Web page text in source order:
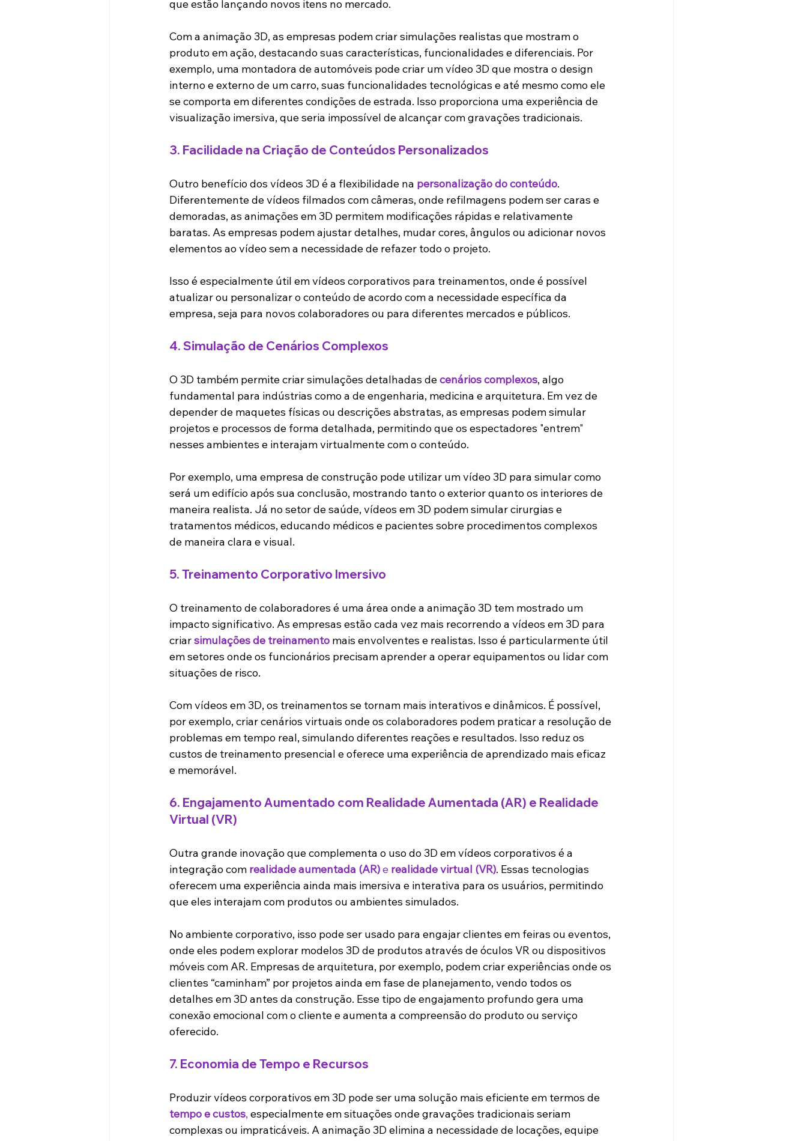
que estão lançando novos itens no mercado.
Com a animação 3D, as empresas podem criar simulações realistas que mostram o
produto em ação, destacando suas características, funcionalidades e diferenciais. Por
exemplo, uma montadora de automóveis pode criar um vídeo 3D que mostra o design
interno e externo de um carro, suas funcionalidades tecnológicas e até mesmo como ele
se comporta em diferentes condições de estrada. Isso proporciona uma experiência de
visualização imersiva, que seria impossível de alcançar com gravações tradicionais.
3. Facilidade na Criação de Conteúdos Personalizados
Outro benefício dos vídeos 3D é a flexibilidade na personalização do conteúdo.
Diferentemente de vídeos filmados com câmeras, onde refilmagens podem ser caras e
demoradas, as animações em 3D permitem modificações rápidas e relativamente
baratas. As empresas podem ajustar detalhes, mudar cores, ângulos ou adicionar novos
elementos ao vídeo sem a necessidade de refazer todo o projeto.
Isso é especialmente útil em vídeos corporativos para treinamentos, onde é possível
atualizar ou personalizar o conteúdo de acordo com a necessidade específica da
empresa, seja para novos colaboradores ou para diferentes mercados e públicos.
4. Simulação de Cenários Complexos
O 3D também permite criar simulações detalhadas de cenários complexos, algo
fundamental para indústrias como a de engenharia, medicina e arquitetura. Em vez de
depender de maquetes físicas ou descrições abstratas, as empresas podem simular
projetos e processos de forma detalhada, permitindo que os espectadores "entrem"
nesses ambientes e interajam virtualmente com o conteúdo.
Por exemplo, uma empresa de construção pode utilizar um vídeo 3D para simular como
será um edifício após sua conclusão, mostrando tanto o exterior quanto os interiores de
maneira realista. Já no setor de saúde, vídeos em 3D podem simular cirurgias e
tratamentos médicos, educando médicos e pacientes sobre procedimentos complexos
de maneira clara e visual.
5. Treinamento Corporativo Imersivo
O treinamento de colaboradores é uma área onde a animação 3D tem mostrado um
impacto significativo. As empresas estão cada vez mais recorrendo a vídeos em 3D para
criar simulações de treinamento mais envolventes e realistas. Isso é particularmente útil
em setores onde os funcionários precisam aprender a operar equipamentos ou lidar com
situações de risco.
Com vídeos em 3D, os treinamentos se tornam mais interativos e dinâmicos. É possível,
por exemplo, criar cenários virtuais onde os colaboradores podem praticar a resolução de
problemas em tempo real, simulando diferentes reações e resultados. Isso reduz os
custos de treinamento presencial e oferece uma experiência de aprendizado mais eficaz
e memorável.
6. Engajamento Aumentado com Realidade Aumentada (AR) e Realidade
Virtual (VR)
Outra grande inovação que complementa o uso do 3D em vídeos corporativos é a
integração com realidade aumentada (AR) e realidade virtual (VR). Essas tecnologias
oferecem uma experiência ainda mais imersiva e interativa para os usuários, permitindo
que eles interajam com produtos ou ambientes simulados.
No ambiente corporativo, isso pode ser usado para engajar clientes em feiras ou eventos,
onde eles podem explorar modelos 3D de produtos através de óculos VR ou dispositivos
móveis com AR. Empresas de arquitetura, por exemplo, podem criar experiências onde os
clientes “caminham” por projetos ainda em fase de planejamento, vendo todos os
detalhes em 3D antes da construção. Esse tipo de engajamento profundo gera uma
conexão emocional com o cliente e aumenta a compreensão do produto ou serviço
oferecido.
7. Economia de Tempo e Recursos
Produzir vídeos corporativos em 3D pode ser uma solução mais eficiente em termos de
tempo e custos, especialmente em situações onde gravações tradicionais seriam
complexas ou impraticáveis. A animação 3D elimina a necessidade de locações, equipe